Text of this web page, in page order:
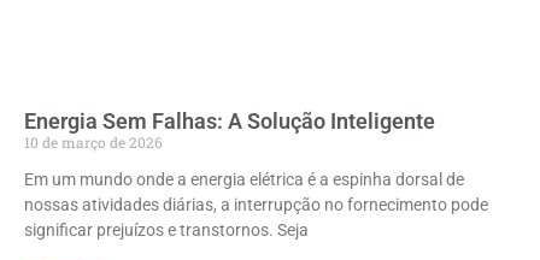
Energia Sem Falhas: A Solução Inteligente
10 de março de 2026
Em um mundo onde a energia elétrica é a espinha dorsal de
nossas atividades diárias, a interrupção no fornecimento pode
significar prejuízos e transtornos. Seja